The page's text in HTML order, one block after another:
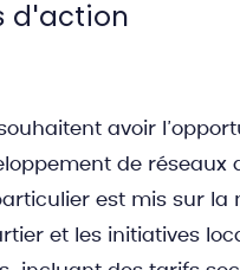
d'action
avoir
de réseaux
est mis sur la
et les initiatives